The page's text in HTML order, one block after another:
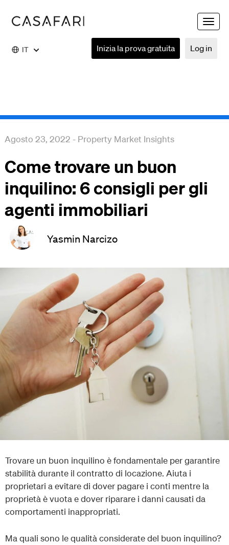
Toggle
IT Log in
Inizia la prova gratuita
Agosto 23, 2022 - Property Market Insights
Come trovare un buon
inquilino: 6 consigli per gli
agenti immobiliari
Yasmin Narcizo
Trovare un buon inquilino è fondamentale per garantire
stabilità durante il contratto di locazione. Aiuta i
proprietari a evitare di dover pagare i conti mentre la
proprietà è vuota e dover riparare i danni causati da
comportamenti inappropriati.
Ma quali sono le qualità considerate del buon inquilino?